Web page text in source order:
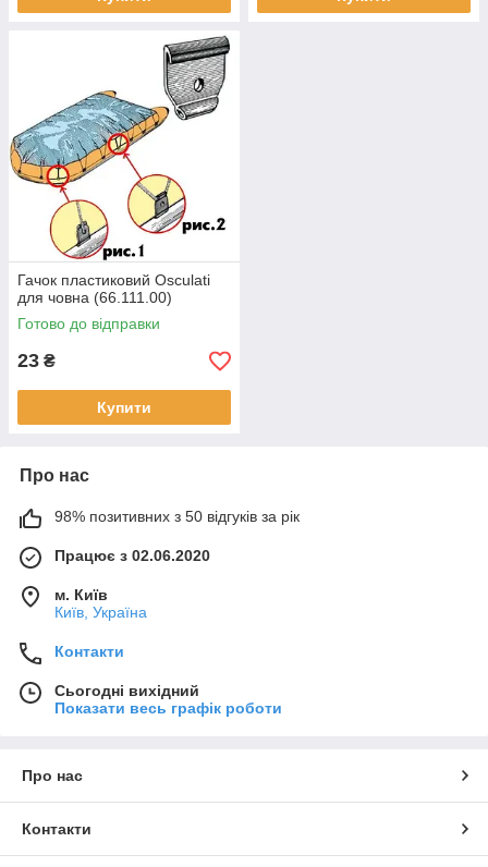
Гачок пластиковий Osculati
для човна (66.111.00)
Готово до відправки
23 ₴
Купити
Про нас
98% позитивних з 50 відгуків за рік
Працює з 02.06.2020
м. Київ
Київ, Україна
Контакти
Сьогодні вихідний
Показати весь графік роботи
Про нас
Контакти